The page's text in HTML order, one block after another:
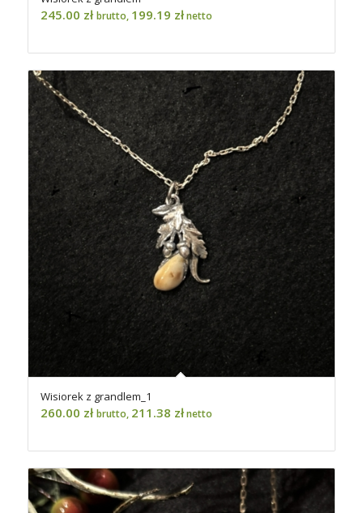
245.00 zł brutto, 199.19 złnetto
Wisiorek z grandlem_1
260.00 zł brutto, 211.38 złnetto